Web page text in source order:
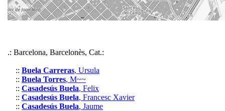
.: Barcelona, Barcelonès, Cat.:
:: Buela Carreras, Ursula
:: Buela Torres, M~~
:: Casadesús Buela, Felix
:: Casadesús Buela, Francesc Xavier
:: Casadesús Buela, Jaume